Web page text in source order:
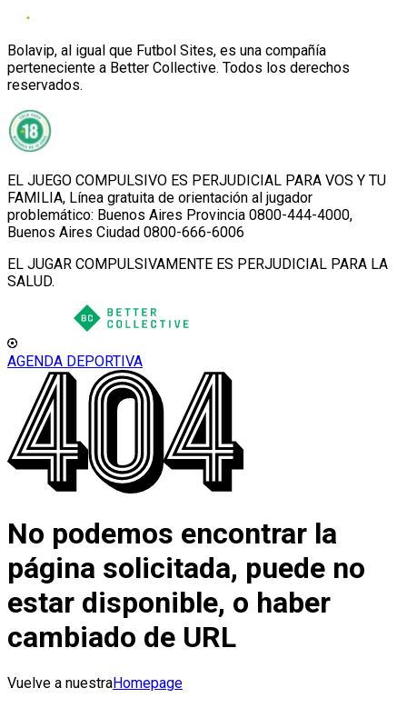
Bolavip, al igual que Futbol Sites, es una compañía
perteneciente a Better Collective. Todos los derechos
reservados.
EL JUEGO COMPULSIVO ES PERJUDICIAL PARA VOS Y TU
FAMILIA, Línea gratuita de orientación al jugador
problemático: Buenos Aires Provincia 0800-444-4000,
Buenos Aires Ciudad 0800-666-6006
EL JUGAR COMPULSIVAMENTE ES PERJUDICIAL PARA LA
SALUD.
AGENDA DEPORTIVA
No podemos encontrar la
página solicitada, puede no
estar disponible, o haber
cambiado de URL
Vuelve a nuestraHomepage